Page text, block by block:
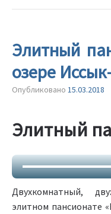
Элитный
озере
Опубликовано 15.03.2018
Элитный
Двухкомнатный,
элитном пансионате